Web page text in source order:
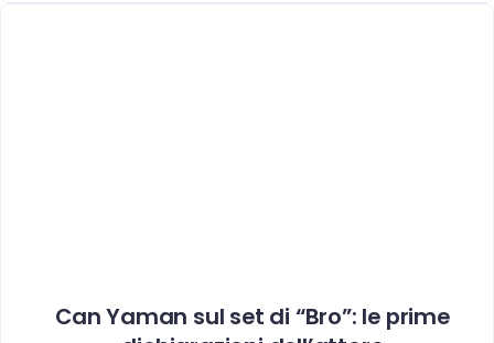
Can Yaman sul set di “Bro”: le prime